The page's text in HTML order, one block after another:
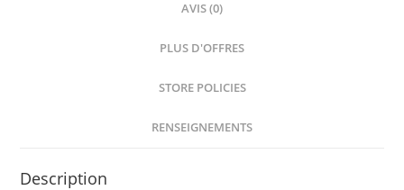
AVIS (0)
PLUS D'OFFRES
STORE POLICIES
RENSEIGNEMENTS
Description